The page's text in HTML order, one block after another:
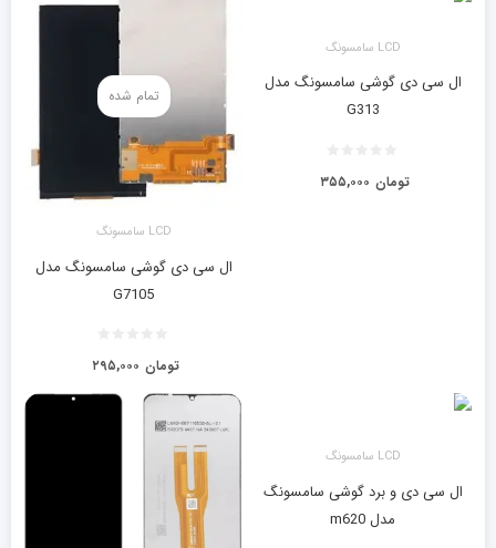
LCD سامسونگ
ال سی دی گوشی سامسونگ مدل
G313
۳۵۵,۰۰۰ تومان
تمام شده
LCD سامسونگ
ال سی دی گوشی سامسونگ مدل
G7105
۲۹۵,۰۰۰ تومان
LCD سامسونگ
ال سی دی و برد گوشی سامسونگ
مدل m620